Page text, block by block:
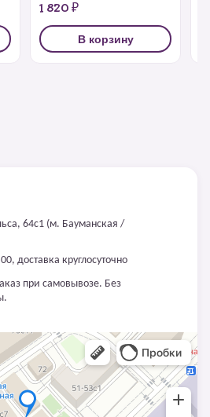
1 820 ₽
В корзину
64с1 (м. Бауманская /
доставка круглосуточно
при самовывозе. Без